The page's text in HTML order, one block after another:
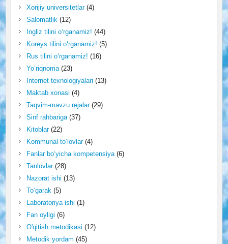
Xorijiy universitetlar(4)
Salomatlik(12)
Ingliz tilini o‘rganamiz! (44)
Koreys tilini o‘rganamiz! (5)
Rus tilini o‘rganamiz! (16)
Yo‘riqnoma(23)
Internet texnologiyalari (13)
Maktab xonasi (4)
Taqvim-mavzu rejalar(29)
Sinf rahbariga(37)
Kitoblar(22)
Kommunal to‘lovlar(4)
Fanlar bo‘yicha kompetensiya(6)
Tanlovlar(28)
Nazorat ishi (13)
To‘garak(5)
Laboratoriya ishi (1)
Fan oyligi (6)
O'qitish metodikasi (12)
Metodik yordam (45)